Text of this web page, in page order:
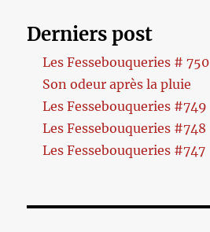
Derniers post
Les Fessebouqueries # 750
Son odeur après la pluie
Les Fessebouqueries #749
Les Fessebouqueries #748
Les Fessebouqueries #747